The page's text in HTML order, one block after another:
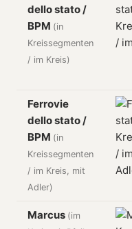
dello stato /
BPM (in
Kreissegmenten
/ im Kreis)
Ferrovie
dello stato /
BPM (in
Kreissegmenten
/ im Kreis, mit
Adler)
Marcus (im